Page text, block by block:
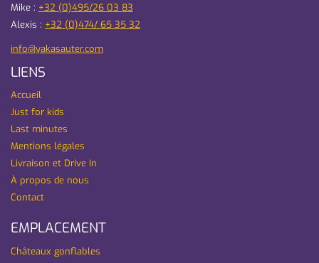
Mike : +32 (0)495/26 03 83
Alexis : +32 (0)474/ 65 35 32
info@yakasauter.com
LIENS
Accueil
Just for kids
Last minutes
Mentions légales
Livraison et Drive In
À propos de nous
Contact
EMPLACEMENT
Châteaux gonflables